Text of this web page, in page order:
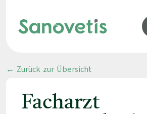
← Zurück zur Übersicht
Facharzt